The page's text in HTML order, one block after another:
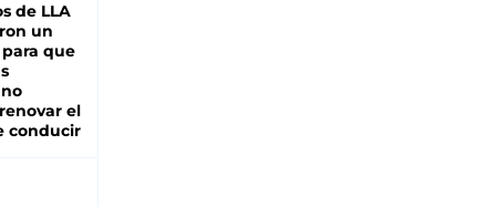
de LLA
un
que
el
conducir